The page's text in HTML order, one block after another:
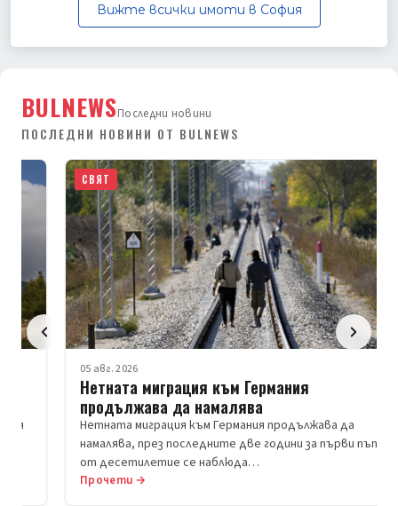
Вижте всички имоти в София
BULNEWSПоследни новини
ПОСЛЕДНИ НОВИНИ ОТ BULNEWS
СВЯТ
05 авг. 2026
Нетната миграция към Германия
продължава да намалява
Нетната миграция към Германия продължава да
намалява, през последните две години за първи път
от десетилетие се наблюда…
Прочети →